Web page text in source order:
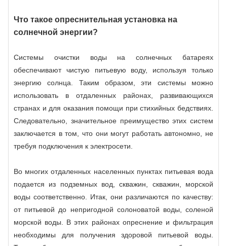
Что такое опреснительная установка на
солнечной энергии?
Системы очистки воды на солнечных батареях
обеспечивают чистую питьевую воду, используя только
энергию солнца. Таким образом, эти системы можно
использовать в отдаленных районах, развивающихся
странах и для оказания помощи при стихийных бедствиях.
Следовательно, значительное преимущество этих систем
заключается в том, что они могут работать автономно, не
требуя подключения к электросети.
Во многих отдаленных населенных пунктах питьевая вода
подается из подземных вод, скважин, скважин, морской
воды соответственно. Итак, они различаются по качеству:
от питьевой до непригодной солоноватой воды, соленой
морской воды. В этих районах опреснение и фильтрация
необходимы для получения здоровой питьевой воды.